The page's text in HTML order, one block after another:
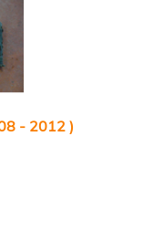
- 2012 )